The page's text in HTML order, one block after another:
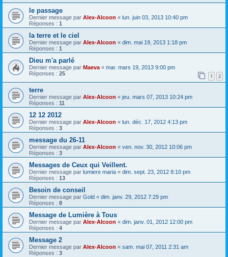
le passage
Dernier message par Alex-Alcoon « lun. juin 03, 2013 10:40 pm
Réponses : 1
la terre et le ciel
Dernier message par Alex-Alcoon « dim. mai 19, 2013 1:18 pm
Réponses : 1
Dieu m'a parlé
Dernier message par Maeva « mar. mars 19, 2013 9:00 pm
Réponses : 25 1 2
terre
Dernier message par Alex-Alcoon « jeu. mars 07, 2013 10:24 pm
Réponses : 11
12 12 2012
Dernier message par Alex-Alcoon « lun. déc. 17, 2012 4:13 pm
Réponses : 3
message du 26-11
Dernier message par Alex-Alcoon « ven. nov. 30, 2012 10:06 pm
Réponses : 3
Messages de Ceux qui Veillent.
Dernier message par lumiere maria « dim. sept. 23, 2012 8:10 pm
Réponses : 13
Besoin de conseil
Dernier message par Gold « dim. janv. 29, 2012 7:29 pm
Réponses : 8
Message de Lumière à Tous
Dernier message par Alex-Alcoon « dim. janv. 01, 2012 12:00 pm
Réponses : 4
Message 2
Dernier message par Alex-Alcoon « sam. mai 07, 2011 2:31 am
Réponses : 3